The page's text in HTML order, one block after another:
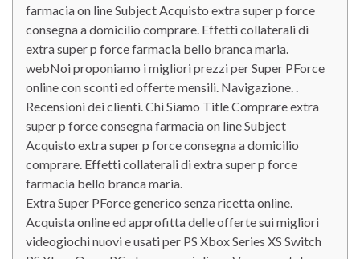
farmacia on line Subject Acquisto extra super p force
consegna a domicilio comprare. Effetti collaterali di
extra super p force farmacia bello branca maria.
webNoi proponiamo i migliori prezzi per Super PForce
online con sconti ed offerte mensili. Navigazione. .
Recensioni dei clienti. Chi Siamo Title Comprare extra
super p force consegna farmacia on line Subject
Acquisto extra super p force consegna a domicilio
comprare. Effetti collaterali di extra super p force
farmacia bello branca maria.
Extra Super PForce generico senza ricetta online.
Acquista online ed approfitta delle offerte sui migliori
videogiochi nuovi e usati per PS Xbox Series XS Switch